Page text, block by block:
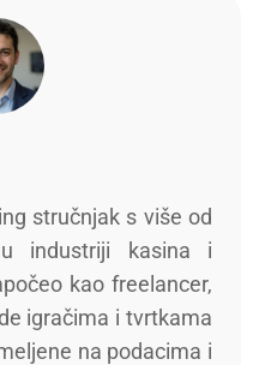
stručnjak s više od
industriji kasina i
kao freelancer,
igračima i tvrtkama
na podacima i